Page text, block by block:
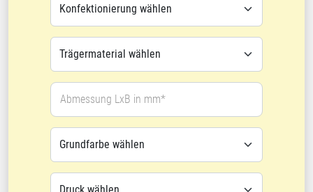
Abmessung LxB in mm*